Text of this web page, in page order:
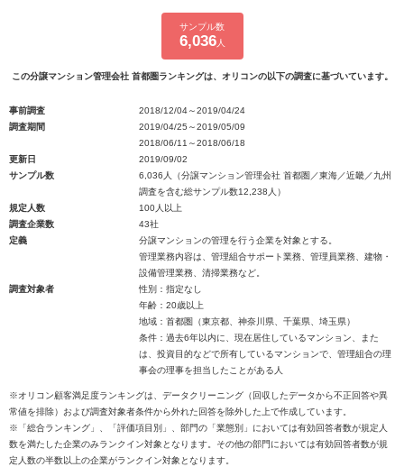
サンプル数
6,036人
この分譲マンション管理会社 首都圏ランキングは、オリコンの以下の調査に基づいています。
事前調査
2018/12/04～2019/04/24
調査期間
2019/04/25～2019/05/09
2018/06/11～2018/06/18
更新日
2019/09/02
サンプル数
6,036人（分譲マンション管理会社 首都圏／東海／近畿／九州
調査を含む総サンプル数12,238人）
規定人数
100人以上
調査企業数
43社
定義
分譲マンションの管理を行う企業を対象とする。
管理業務内容は、管理組合サポート業務、管理員業務、建物・
設備管理業務、清掃業務など。
調査対象者
性別：指定なし
年齢：20歳以上
地域：首都圏（東京都、神奈川県、千葉県、埼玉県）
条件：過去6年以内に、現在居住しているマンション、また
は、投資目的などで所有しているマンションで、管理組合の理
事会の理事を担当したことがある人
※オリコン顧客満足度ランキングは、データクリーニング（回収したデータから不正回答や異
常値を排除）および調査対象者条件から外れた回答を除外した上で作成しています。
※「総合ランキング」、「評価項目別」、部門の「業態別」においては有効回答者数が規定人
数を満たした企業のみランクイン対象となります。その他の部門においては有効回答者数が規
定人数の半数以上の企業がランクイン対象となります。